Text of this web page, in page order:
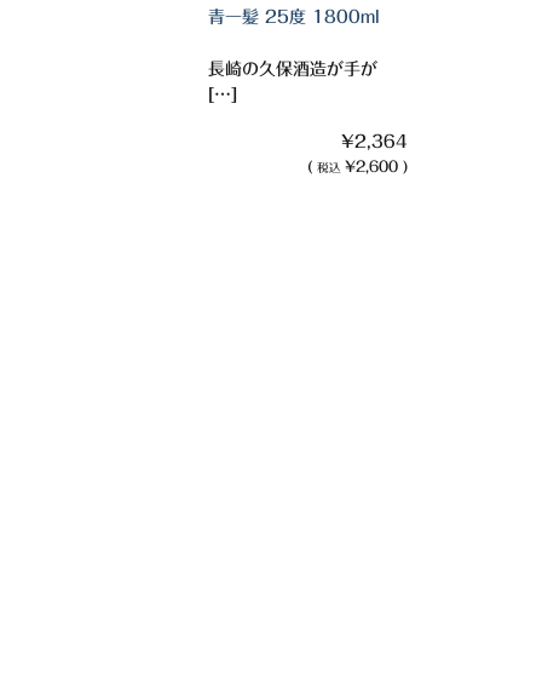
青一髪 25度 1800ml
長崎の久保酒造が手が
[…]
¥2,364
( 税込 ¥2,600 )